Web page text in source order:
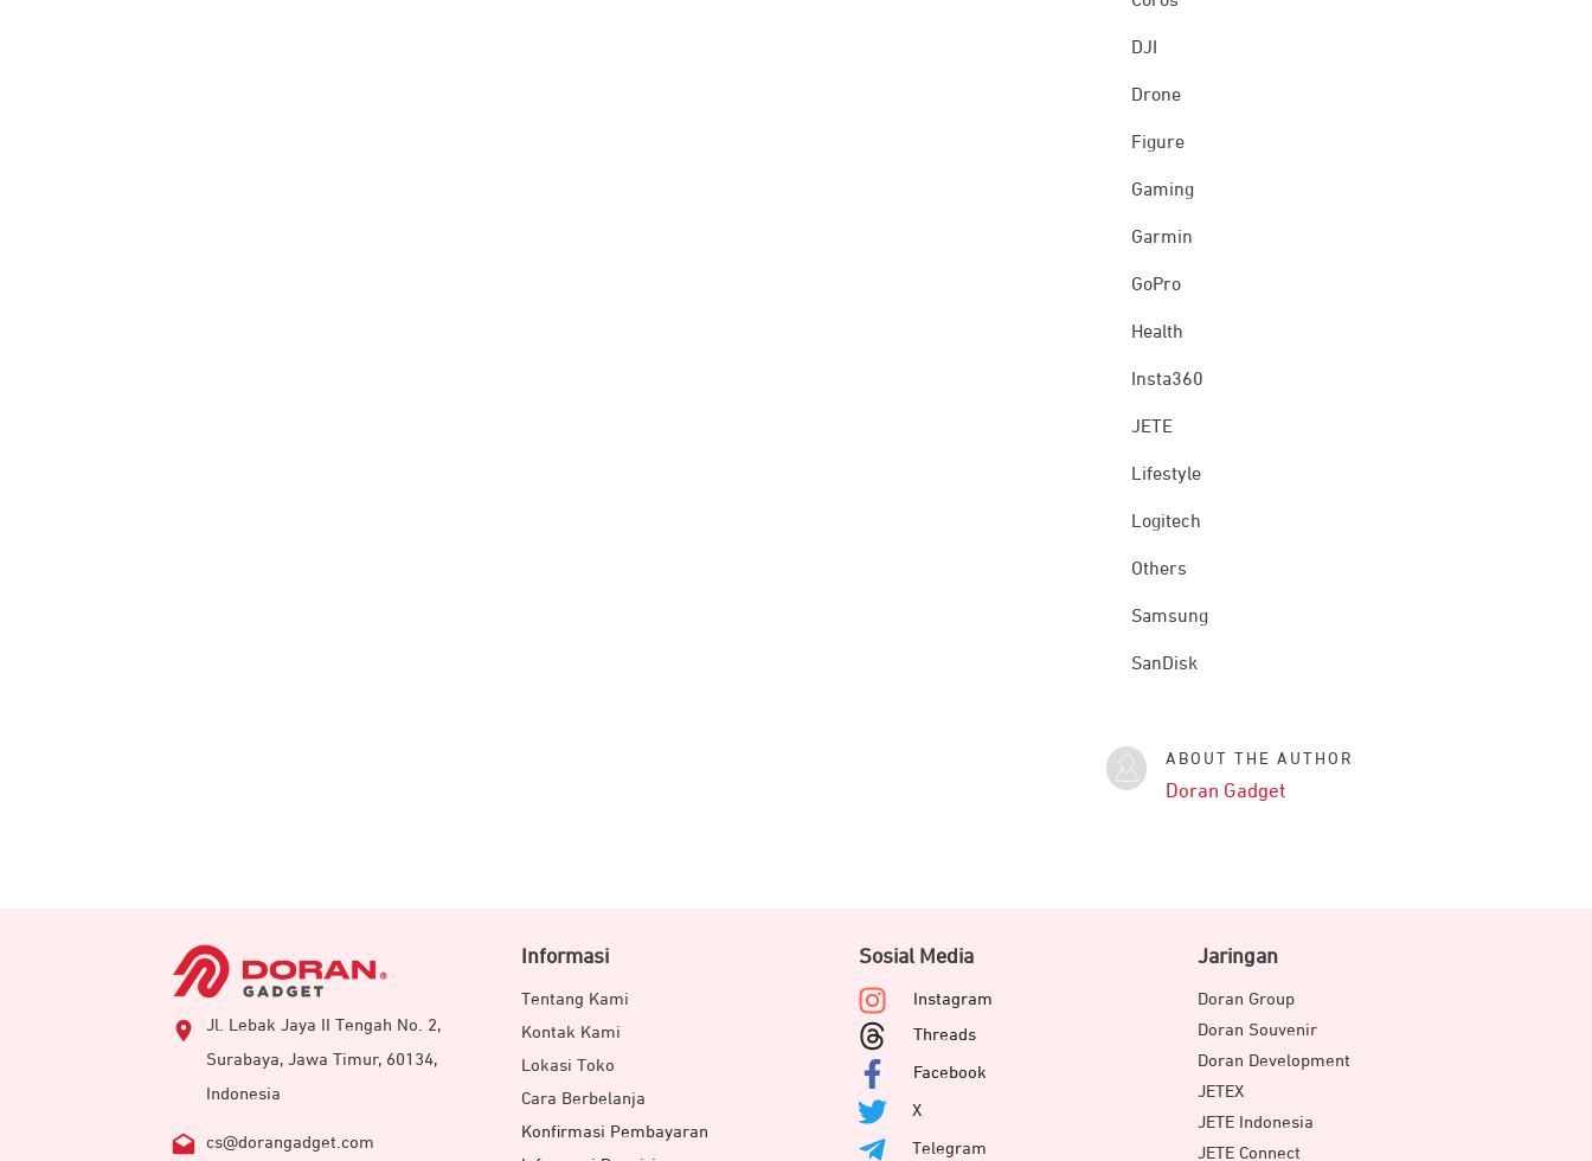
DJI
Drone
Figure
Gaming
Garmin
GoPro
Health
Insta360
JETE
Lifestyle
Logitech
Others
Samsung
SanDisk
ABOUT THE AUTHOR
Doran Gadget
Jl. Lebak Jaya II Tengah No. 2,
Surabaya, Jawa Timur, 60134,
Indonesia
cs@dorangadget.com
Informasi
Tentang Kami
Kontak Kami
Lokasi Toko
Cara Berbelanja
Konfirmasi Pembayaran
Sosial Media
Instagram
Threads
Facebook
X
Telegram
Jaringan
Doran Group
Doran Souvenir
Doran Development
JETEX
JETE Indonesia
JETE Connect